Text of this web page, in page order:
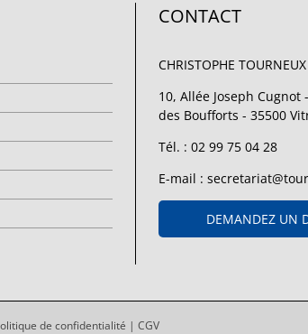
CONTACT
CHRISTOPHE
10, Allée Joseph Cugnot
des Boufforts - 35500
Tél. : 02 99 75 04 28
E-mail :
DEMANDEZ UN
de confidentialité | CGV